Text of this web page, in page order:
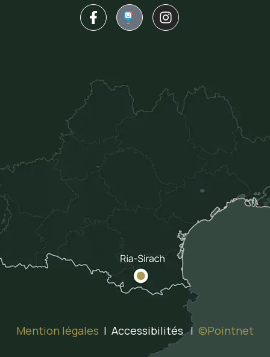
1
Mention légales | Accessibilités | ©Pointnet